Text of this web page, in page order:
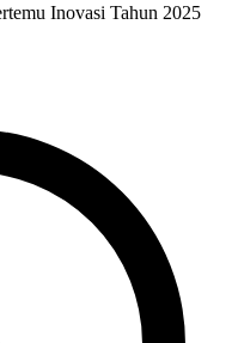
Inovasi Tahun 2025